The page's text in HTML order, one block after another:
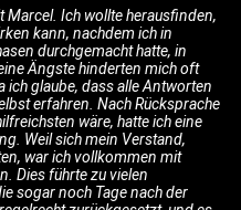
Marcel. Ich wollte herausfinden,
kann, nachdem ich in
durchgemacht hatte, in
Ängste hinderten mich oft
glaube, dass alle Antworten
erfahren. Nach Rücksprache
wäre, hatte ich eine
Weil sich mein Verstand,
war ich vollkommen mit
Dies führte zu vielen
sogar noch Tage nach der